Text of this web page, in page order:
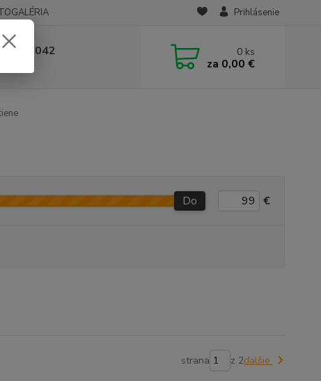
Prihlásenie
236 042 0 ks
za 0,00 €
Do €
strana z 2ďalšie